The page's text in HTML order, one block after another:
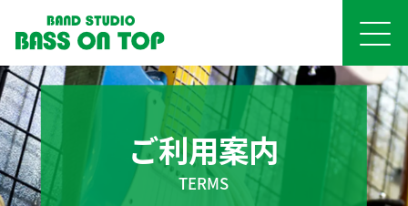
大 阪
BOT-OSAKA-UMEDA
大阪梅田店
BOT-TENNOJI
天王寺店
初めてのスタジオ
ベースオントップとは
選ばれる理由
ご利用案内
TERMS